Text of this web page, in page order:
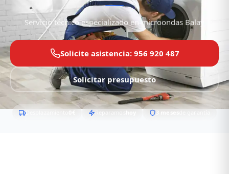
Servicio técnico especializado en microondas Balay
Solicite asistencia: 956 920 487
Solicitar presupuesto
Desplazamiento 0€ Reparamos hoy 3 mesesde garantía